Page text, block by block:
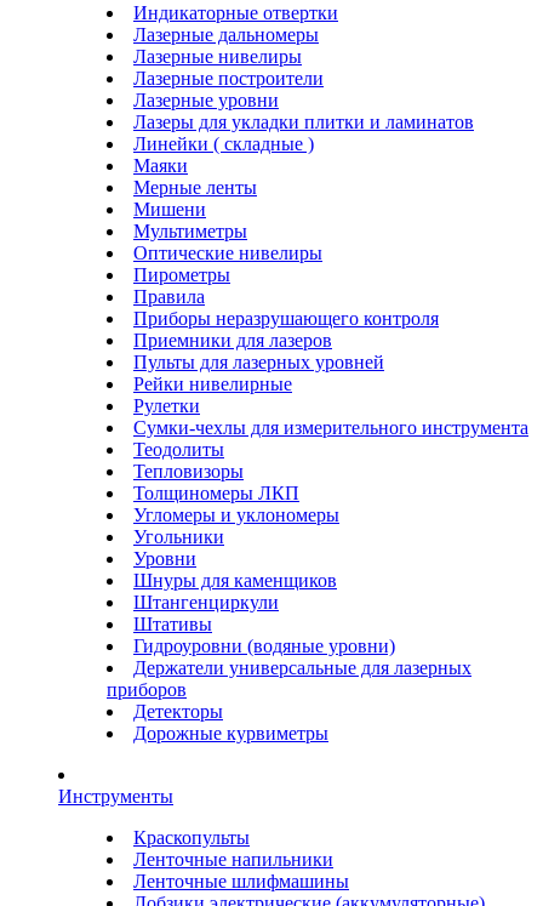
Индикаторные отвертки
Лазерные дальномеры
Лазерные нивелиры
Лазерные построители
Лазерные уровни
Лазеры для укладки плитки и ламинатов
Линейки ( складные )
Маяки
Мерные ленты
Мишени
Мультиметры
Оптические нивелиры
Пирометры
Правила
Приборы неразрушающего контроля
Приемники для лазеров
Пульты для лазерных уровней
Рейки нивелирные
Рулетки
Сумки-чехлы для измерительного инструмента
Теодолиты
Тепловизоры
Толщиномеры ЛКП
Угломеры и уклономеры
Угольники
Уровни
Шнуры для каменщиков
Штангенциркули
Штативы
Гидроуровни (водяные уровни)
Держатели универсальные для лазерных
приборов
Детекторы
Дорожные курвиметры
Инструменты
Краскопульты
Ленточные напильники
Ленточные шлифмашины